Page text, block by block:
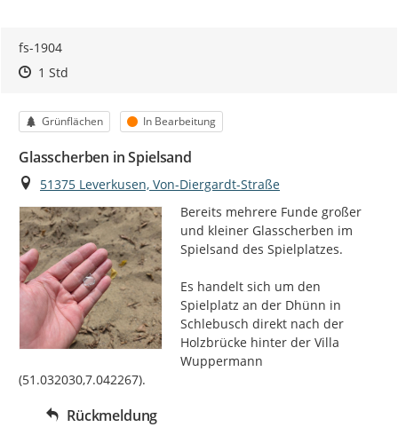
fs-1904
Zeitpunkt des Erstellens
Zeitpunkt des Erstellens
1 StdZur Äußerung
Kategorie
Grünflächen Status
In Bearbeitung
Glasscherben in Spielsand
Ort
51375 Leverkusen, Von-Diergardt-Straße
Bereits mehrere Funde großer
und kleiner Glasscherben im
Spielsand des Spielplatzes.
Es handelt sich um den
Spielplatz an der Dhünn in
Schlebusch direkt nach der
Holzbrücke hinter der Villa
Wuppermann
(51.032030,7.042267).
Rückmeldung